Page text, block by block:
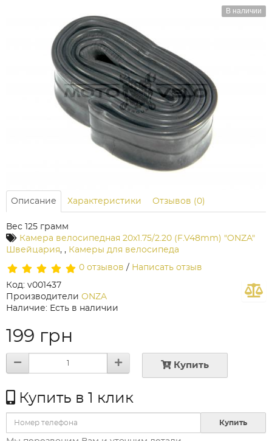
В наличии
Описание Характеристики Отзывов (0)
Вес 125 грамм
Камера велосипедная 20x1.75/2.20 (F.V48mm) "ONZA"
Швейцария, , Камеры для велосипеда
0 отзывов / Написать отзыв
Код: v001437
Производители ONZA
Наличие: Есть в наличии
199 грн
Купить
Купить в 1 клик
Купить